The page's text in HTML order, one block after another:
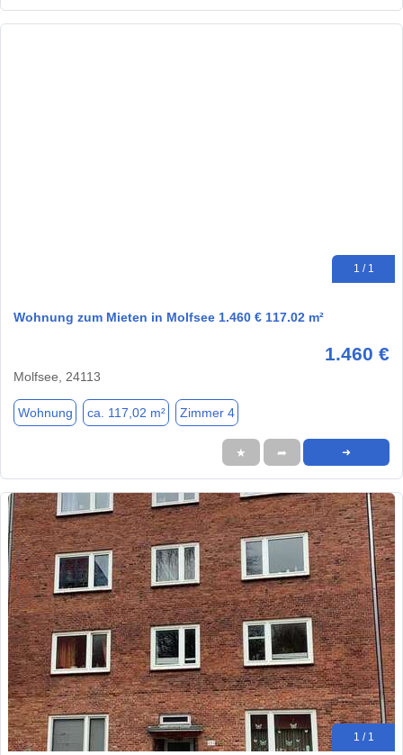
1 / 1
Wohnung zum Mieten in Molfsee 1.460 € 117.02 m²
1.460 €
Molfsee, 24113
Wohnung ca. 117,02 m² Zimmer 4
★ ➦ ➜
1 / 1